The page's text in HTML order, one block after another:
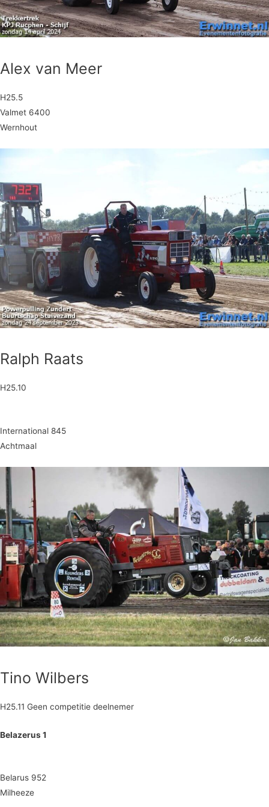
Alex van Meer
H25.5
Valmet 6400
Wernhout
Ralph Raats
H25.10
International 845
Achtmaal
Tino Wilbers
H25.11 Geen competitie deelnemer
Belazerus 1
Belarus 952
Milheeze